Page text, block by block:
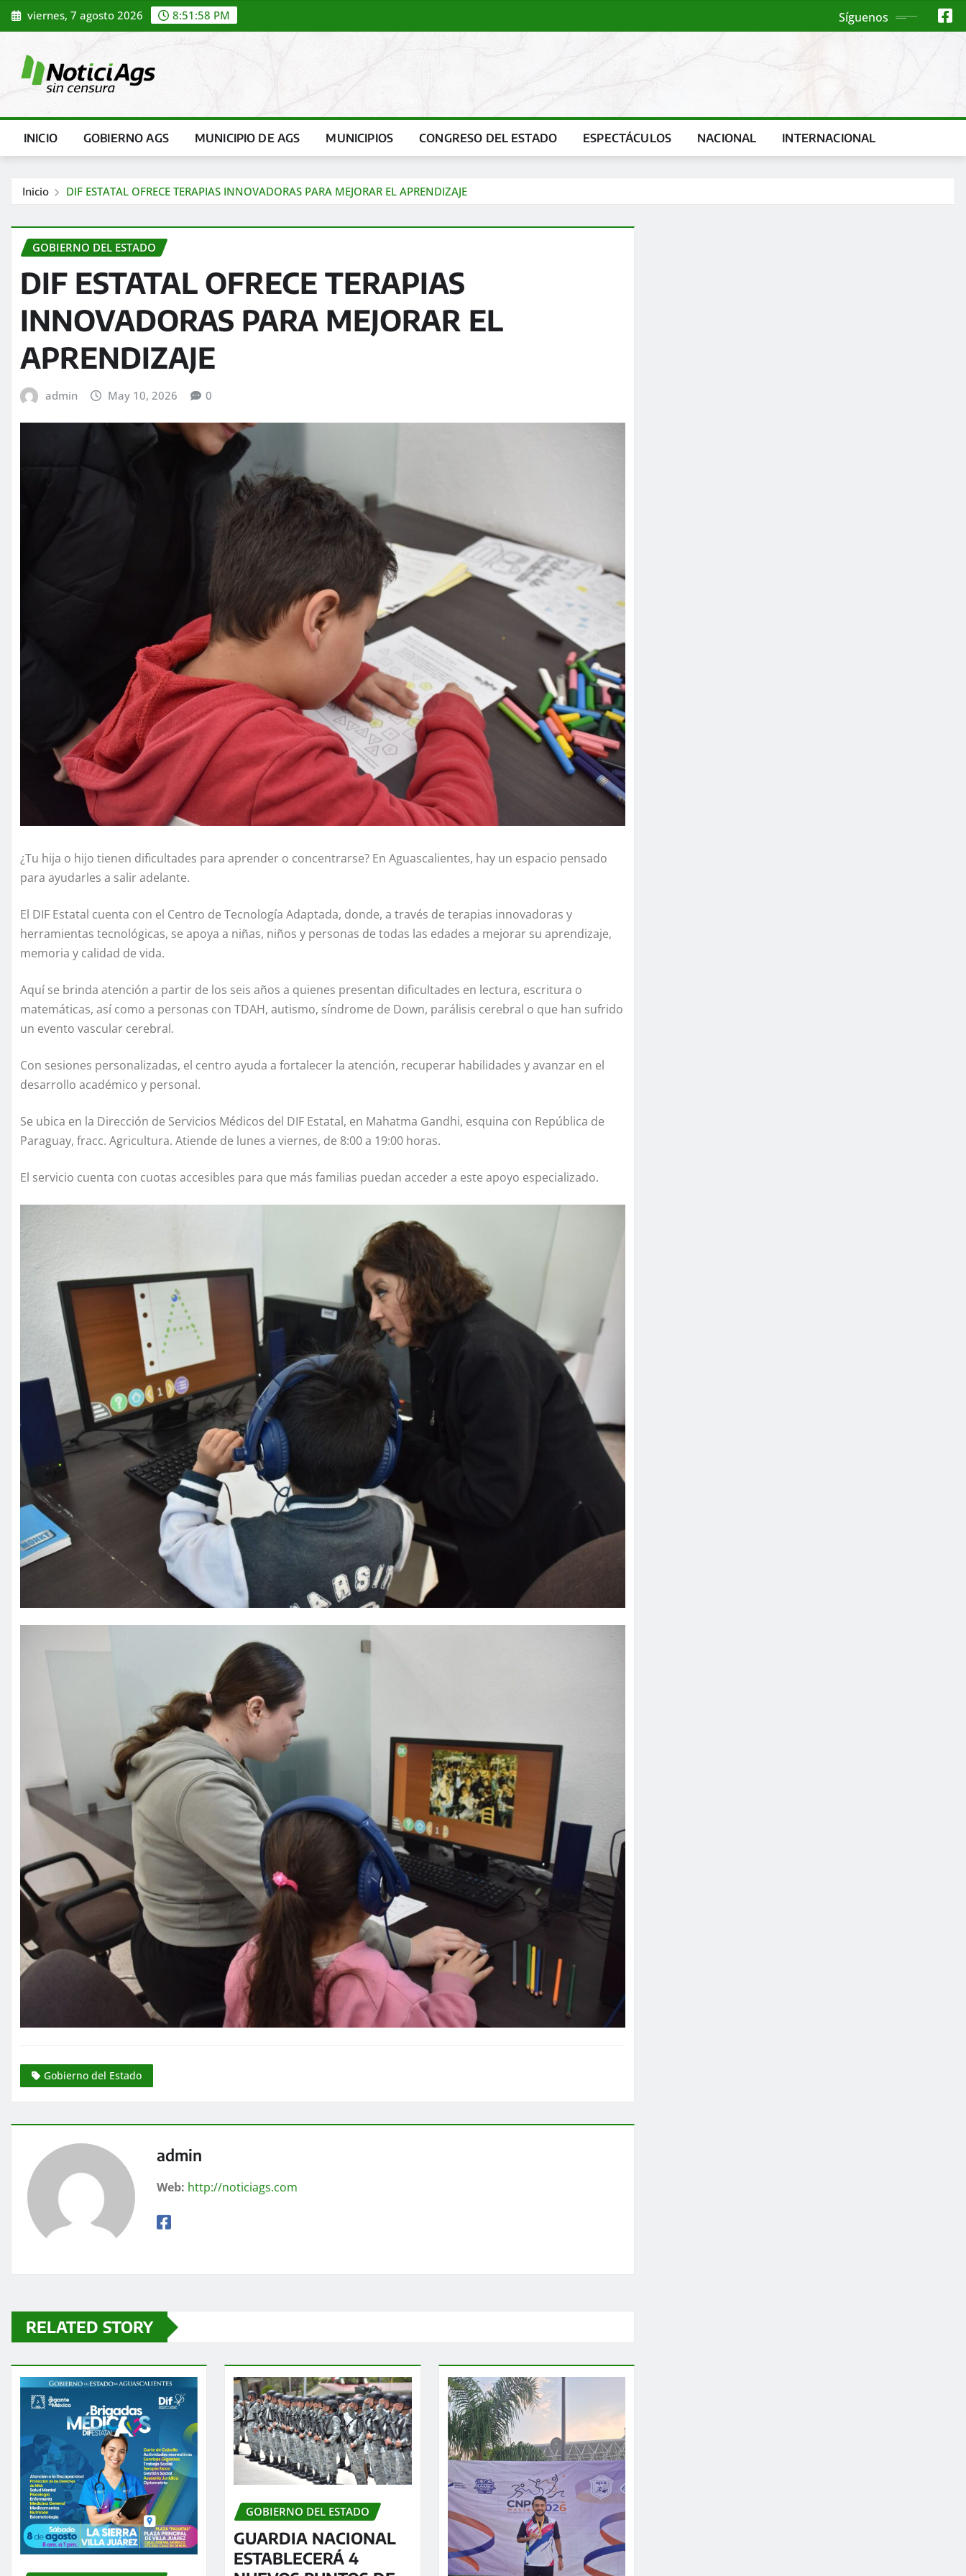
Saltar
al
viernes, 7 agosto 2026 8:51:59 PM Síguenos
INICIO GOBIERNO AGS MUNICIPIO DE AGS MUNICIPIOS CONGRESO DEL ESTADO ESPECTÁCULOS NACIONAL INTERNACIONAL
Inicio DIF ESTATAL OFRECE TERAPIAS INNOVADORAS PARA MEJORAR EL APRENDIZAJE
GOBIERNO DEL ESTADO
DIF ESTATAL OFRECE TERAPIAS
INNOVADORAS PARA MEJORAR EL
APRENDIZAJE
admin May 10, 2026 0
¿Tu hija o hijo tienen dificultades para aprender o concentrarse? En Aguascalientes, hay un espacio pensado
para ayudarles a salir adelante.
El DIF Estatal cuenta con el Centro de Tecnología Adaptada, donde, a través de terapias innovadoras y
herramientas tecnológicas, se apoya a niñas, niños y personas de todas las edades a mejorar su aprendizaje,
memoria y calidad de vida.
Aquí se brinda atención a partir de los seis años a quienes presentan dificultades en lectura, escritura o
matemáticas, así como a personas con TDAH, autismo, síndrome de Down, parálisis cerebral o que han sufrido
un evento vascular cerebral.
Con sesiones personalizadas, el centro ayuda a fortalecer la atención, recuperar habilidades y avanzar en el
desarrollo académico y personal.
Se ubica en la Dirección de Servicios Médicos del DIF Estatal, en Mahatma Gandhi, esquina con República de
Paraguay, fracc. Agricultura. Atiende de lunes a viernes, de 8:00 a 19:00 horas.
El servicio cuenta con cuotas accesibles para que más familias puedan acceder a este apoyo especializado.
Gobierno del Estado
admin
Web: http://noticiags.com
RELATED STORY
GOBIERNO DEL ESTADO
GUARDIA NACIONAL
ESTABLECERÁ 4